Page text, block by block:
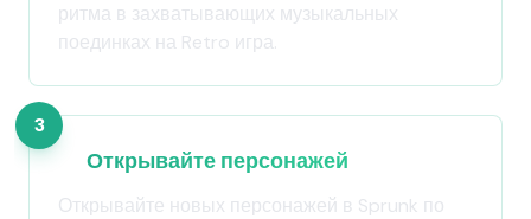
ритма в захватывающих музыкальных
поединках на Retro игра.
3
Открывайте персонажей
Открывайте новых персонажей в Sprunk по